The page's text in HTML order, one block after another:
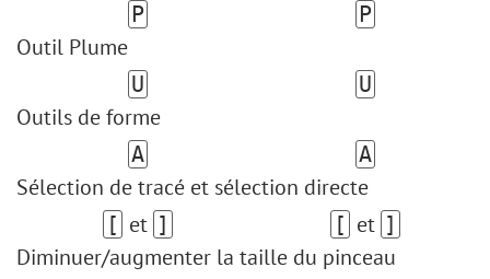
P P
Outil Plume
U U
Outils de forme
A A
Sélection de tracé et sélection directe
[ et ] [ et ]
Diminuer/augmenter la taille du pinceau